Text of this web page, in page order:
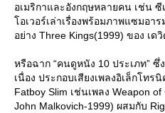
อเมริกาและอังกฤษหลายคน เช่น
อเวอร์เล่าเรื่องพร้อมภาพแซมอา
อย่าง Three Kings(1999) ของ เด
หรือฉาก “คนดูหนัง 10 ประเภท” ซึ่
เนื่อง ประกอบเสียงเพลงอิเล็กโท
Fatboy Slim เช่นเพลง Weapon
John Malkovich-1999) ผสมกับ